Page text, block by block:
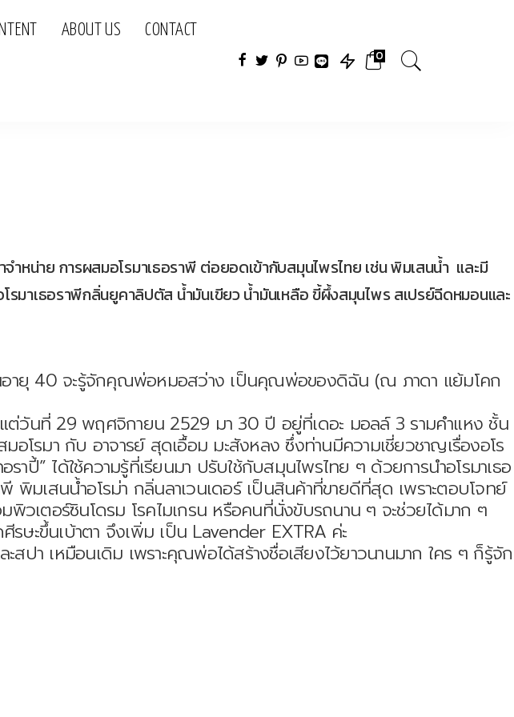
ABOUT US CONTACT
0
หน่าย การผสมอโรมาเธอราพี ต่อยอดเข้ากับสมุนไพรไทย เช่น พิมเสนน้ำ และมี
มาเธอราพีกลิ่นยูคาลิปตัส น้ำมันเขียว น้ำมันเหลือ ขี้ผึ้งสมุนไพร สเปรย์ฉีดหมอนและ
อายุ 40 จะรู้จักคุณพ่อหมอสว่าง เป็นคุณพ่อของดิฉัน (ณ ภาดา แย้มโคก
ต่วันที่ 29 พฤศจิกายน 2529 มา 30 ปี อยู่ที่เดอะ มอลล์ 3 รามคำแหง ชั้น
อโรมา กับ อาจารย์ สุดเอื้อม มะสังหลง ซึ่งท่านมีความเชี่ยวชาญเรื่องอโร
าปี้” ได้ใช้ความรู้ที่เรียนมา ปรับใช้กับสมุนไพรไทย ๆ ด้วยการนำอโรมาเธอ
มเสนน้ำอโรม่า กลิ่นลาเวนเดอร์ เป็นสินค้าที่ขายดีที่สุด เพราะตอบโจทย์
เตอร์ซินโดรม โรคไมเกรน หรือคนที่นั่งขับรถนาน ๆ จะช่วยได้มาก ๆ
ะขึ้นเบ้าตา จึงเพิ่ม เป็น Lavender EXTRA ค่ะ
ปา เหมือนเดิม เพราะคุณพ่อได้สร้างชื่อเสียงไว้ยาวนานมาก ใคร ๆ ก็รู้จัก